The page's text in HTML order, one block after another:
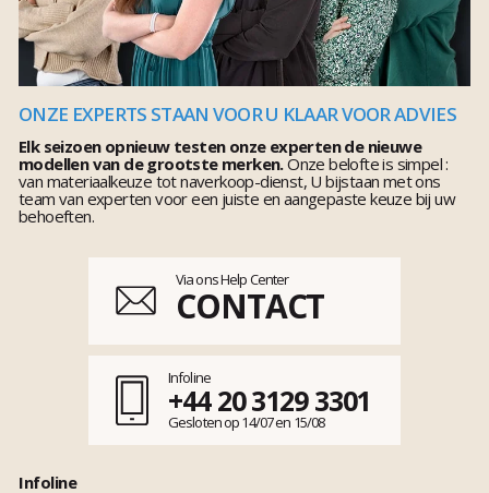
ONZE EXPERTS STAAN VOOR U KLAAR VOOR ADVIES
Elk seizoen opnieuw testen onze experten de nieuwe
modellen van de grootste merken.Onze belofte is simpel :
van materiaalkeuze tot naverkoop-dienst, U bijstaan met ons
team van experten voor een juiste en aangepaste keuze bij uw
behoeften.
Via ons Help Center
CONTACT
Infoline
+44 20 3129 3301
Gesloten op 14/07 en 15/08
Infoline